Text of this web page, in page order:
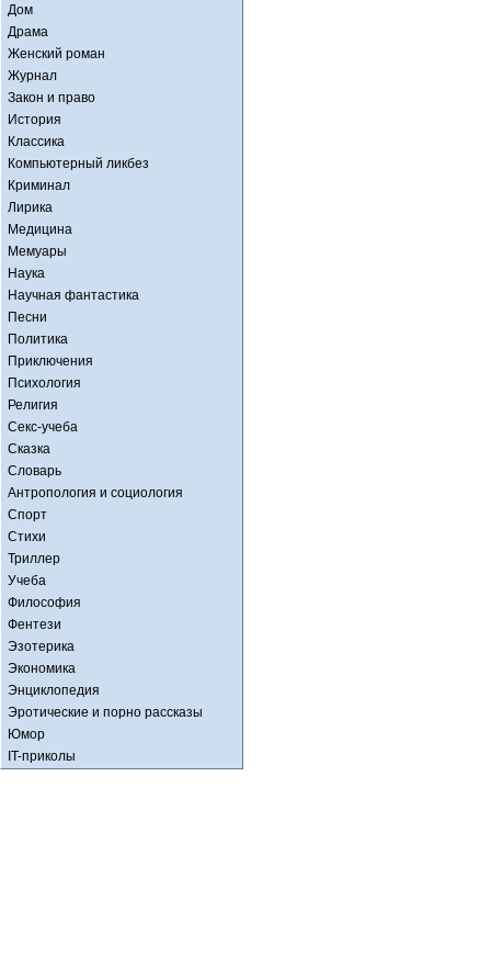
Дом
Драма
Женский роман
Журнал
Закон и право
История
Классика
Компьютерный ликбез
Криминал
Лирика
Медицина
Мемуары
Наука
Научная фантастика
Песни
Политика
Приключения
Психология
Религия
Секс-учеба
Сказка
Словарь
Антропология и социология
Спорт
Стихи
Триллер
Учеба
Философия
Фентези
Эзотерика
Экономика
Энциклопедия
Эротические и порно рассказы
Юмор
IT-приколы